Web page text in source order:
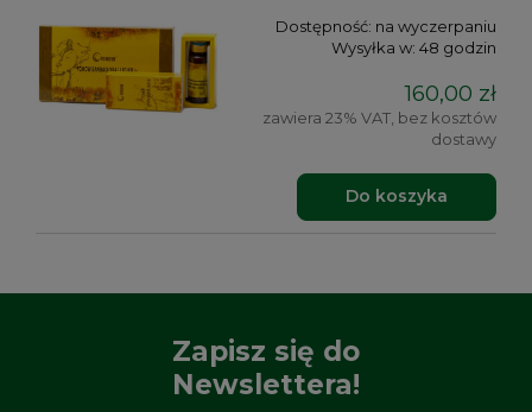
Dostępność: na wyczerpaniu
Wysyłka w: 48 godzin
160,00 zł
zawiera 23% VAT, bez kosztów
dostawy
Do koszyka
Zapisz się do
Newslettera!